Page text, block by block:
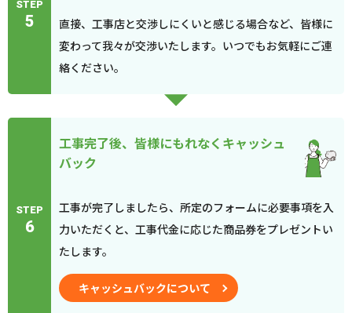
STEP
5
直接、工事店と交渉しにくいと感じる場合など、皆様に
変わって我々が交渉いたします。いつでもお気軽にご連
絡ください。
STEP
6
工事完了後、皆様にもれなくキャッシュ
バック
工事が完了しましたら、所定のフォームに必要事項を入
力いただくと、工事代金に応じた商品券をプレゼントい
たします。
キャッシュバックについて